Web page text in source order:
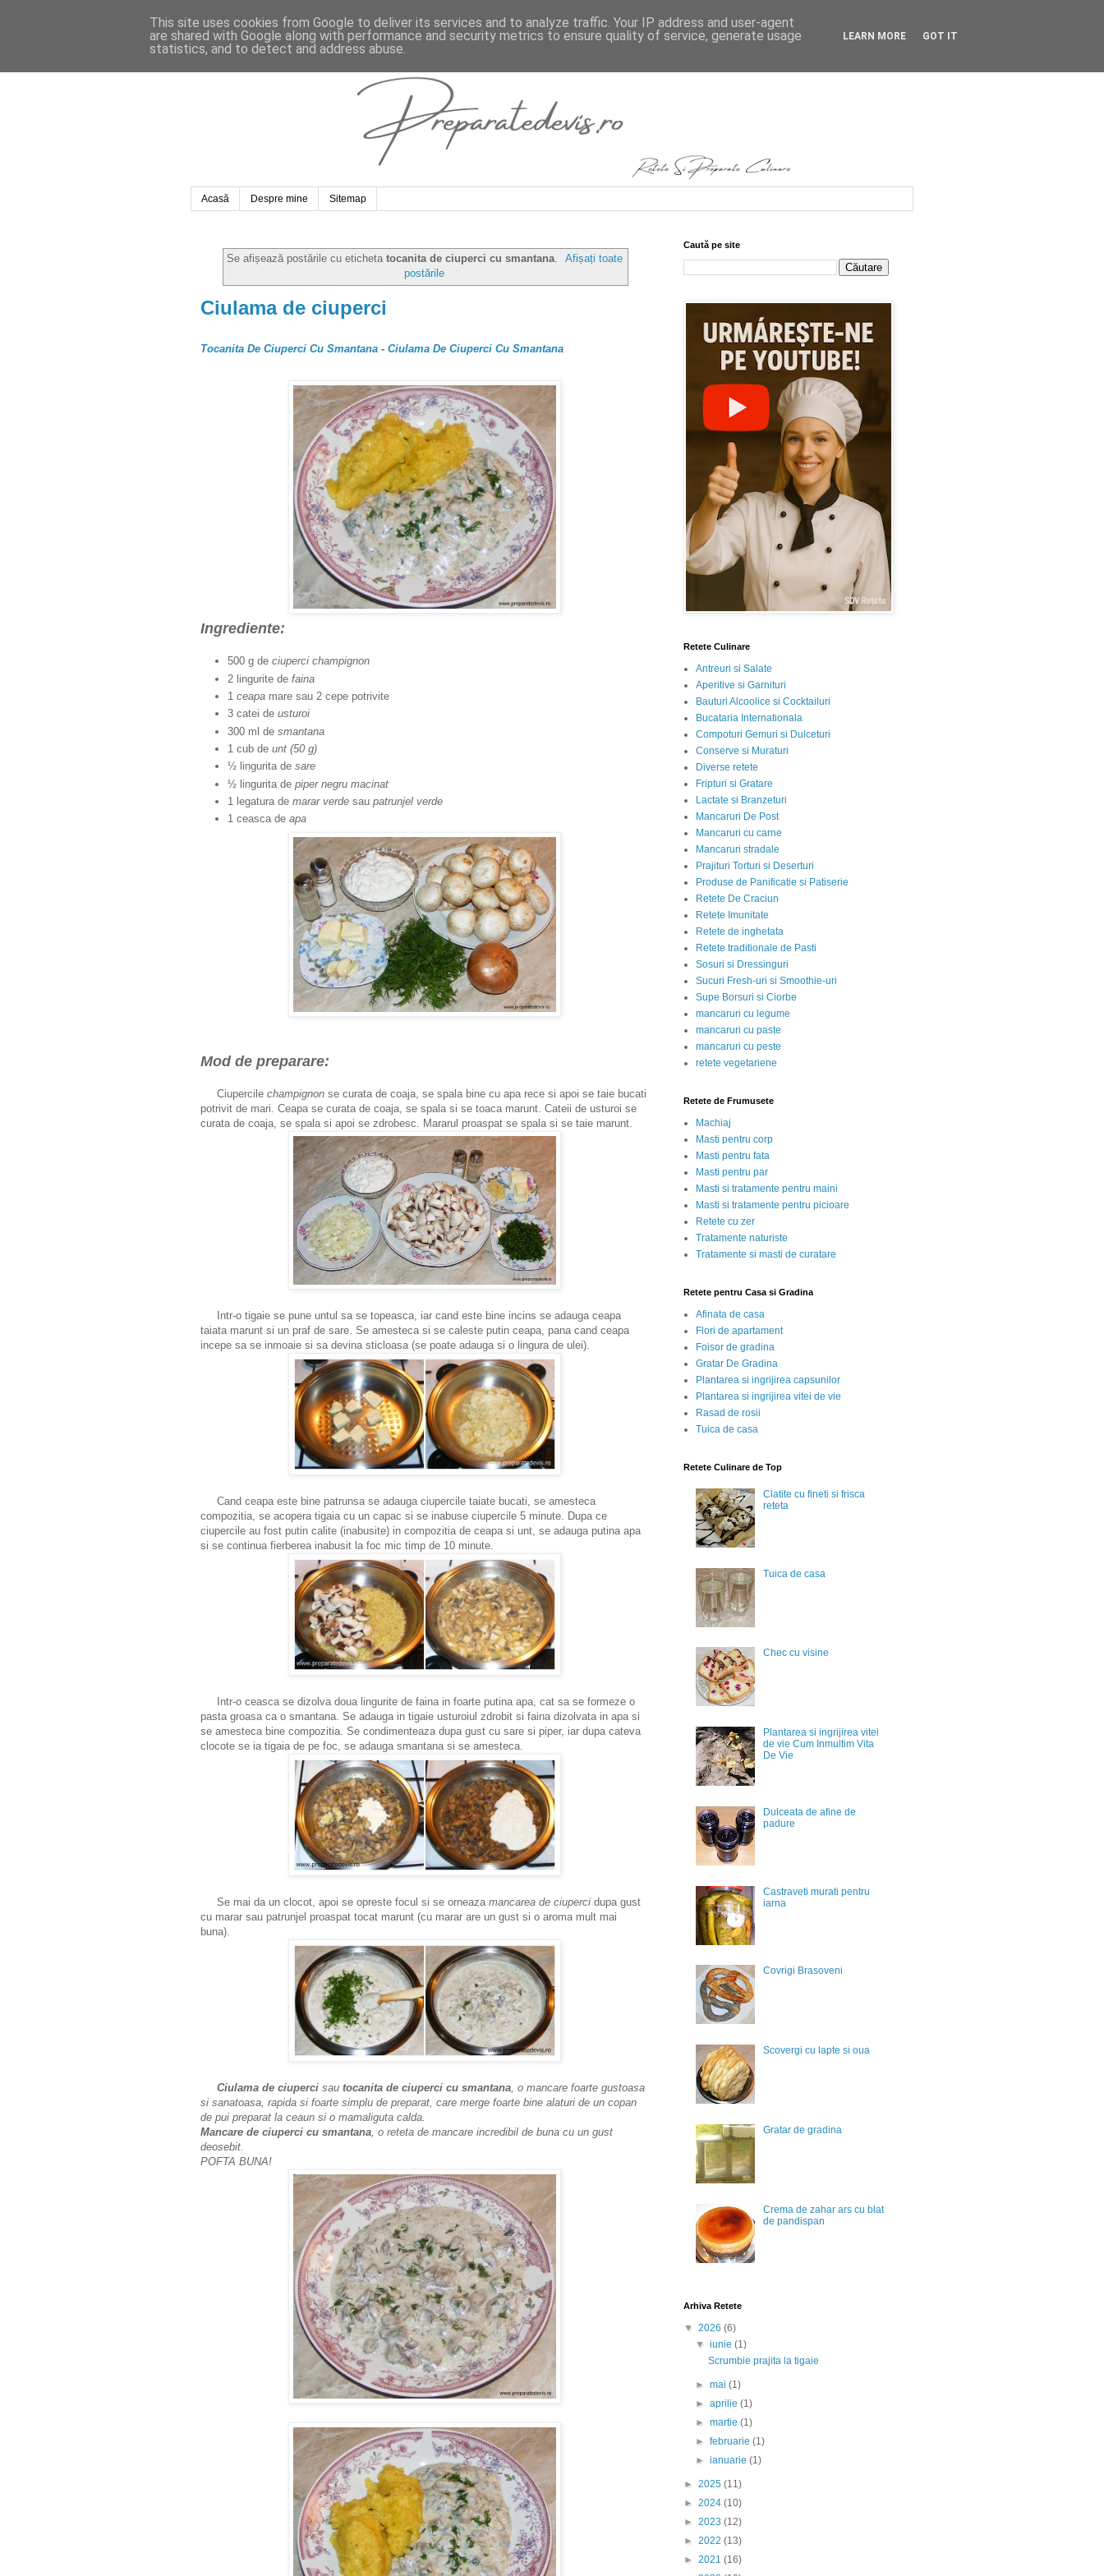
Acasă Despre mine Sitemap
Se afișează postările cu eticheta tocanita de ciuperci cu smantana.
Afișați toate
postările
Ciulama de ciuperci
Tocanita De Ciuperci Cu Smantana - Ciulama De Ciuperci Cu Smantana
Ingrediente:
500 g de ciuperci champignon
2 lingurite de faina
1 ceapa mare sau 2 cepe potrivite
3 catei de usturoi
300 ml de smantana
1 cub de unt (50 g)
½ lingurita de sare
½ lingurita de piper negru macinat
1 legatura de marar verde sau patrunjel verde
1 ceasca de apa
Mod de preparare:
Ciupercile champignon se curata de coaja, se spala bine cu apa rece si apoi se taie bucati
potrivit de mari. Ceapa se curata de coaja, se spala si se toaca marunt. Cateii de usturoi se
curata de coaja, se spala si apoi se zdrobesc. Mararul proaspat se spala si se taie marunt.
Intr-o tigaie se pune untul sa se topeasca, iar cand este bine incins se adauga ceapa
taiata marunt si un praf de sare. Se amesteca si se caleste putin ceapa, pana cand ceapa
incepe sa se inmoaie si sa devina sticloasa (se poate adauga si o lingura de ulei).
Cand ceapa este bine patrunsa se adauga ciupercile taiate bucati, se amesteca
compozitia, se acopera tigaia cu un capac si se inabuse ciupercile 5 minute. Dupa ce
ciupercile au fost putin calite (inabusite) in compozitia de ceapa si unt, se adauga putina apa
si se continua fierberea inabusit la foc mic timp de 10 minute.
Intr-o ceasca se dizolva doua lingurite de faina in foarte putina apa, cat sa se formeze o
pasta groasa ca o smantana. Se adauga in tigaie usturoiul zdrobit si faina dizolvata in apa si
se amesteca bine compozitia. Se condimenteaza dupa gust cu sare si piper, iar dupa cateva
clocote se ia tigaia de pe foc, se adauga smantana si se amesteca.
Se mai da un clocot, apoi se opreste focul si se orneaza mancarea de ciuperci dupa gust
cu marar sau patrunjel proaspat tocat marunt (cu marar are un gust si o aroma mult mai
buna).
Ciulama de ciuperci sau tocanita de ciuperci cu smantana , o mancare foarte gustoasa
si sanatoasa, rapida si foarte simplu de preparat, care merge foarte bine alaturi de un copan
de pui preparat la ceaun si o mamaliguta calda.
Mancare de ciuperci cu smantana , o reteta de mancare incredibil de buna cu un gust
deosebit.
POFTA BUNA!
Caută pe site
Retete Culinare
Antreuri si Salate
Aperitive si Garnituri
Bauturi Alcoolice si Cocktailuri
Bucataria Internationala
Compoturi Gemuri si Dulceturi
Conserve si Muraturi
Diverse retete
Fripturi si Gratare
Lactate si Branzeturi
Mancaruri De Post
Mancaruri cu carne
Mancaruri stradale
Prajituri Torturi si Deserturi
Produse de Panificatie si Patiserie
Retete De Craciun
Retete Imunitate
Retete de inghetata
Retete traditionale de Pasti
Sosuri si Dressinguri
Sucuri Fresh-uri si Smoothie-uri
Supe Borsuri si Ciorbe
mancaruri cu legume
mancaruri cu paste
mancaruri cu peste
retete vegetariene
Retete de Frumusete
Machiaj
Masti pentru corp
Masti pentru fata
Masti pentru par
Masti si tratamente pentru maini
Masti si tratamente pentru picioare
Retete cu zer
Tratamente naturiste
Tratamente si masti de curatare
Retete pentru Casa si Gradina
Afinata de casa
Flori de apartament
Foisor de gradina
Gratar De Gradina
Plantarea si ingrijirea capsunilor
Plantarea si ingrijirea vitei de vie
Rasad de rosii
Tuica de casa
Retete Culinare de Top
Clatite cu fineti si frisca
reteta
Tuica de casa
Chec cu visine
Plantarea si ingrijirea vitei
de vie Cum Inmultim Vita
De Vie
Dulceata de afine de
padure
Castraveti murati pentru
iarna
Covrigi Brasoveni
Scovergi cu lapte si oua
Gratar de gradina
Crema de zahar ars cu blat
de pandispan
Arhiva Retete
▼ 2026 (6)
▼iunie(1)
Scrumbie prajita la tigaie
►mai(1)
►aprilie(1)
►martie(1)
►februarie(1)
►ianuarie(1)
► 2025 (11)
► 2024 (10)
► 2023 (12)
► 2022 (13)
► 2021 (16)
This site uses cookies from Google to deliver its services and to analyze traffic. Your IP address and user-agent
are shared with Google along with performance and security metrics to ensure quality of service, generate usage
statistics, and to detect and address abuse.
LEARN MORE GOT IT